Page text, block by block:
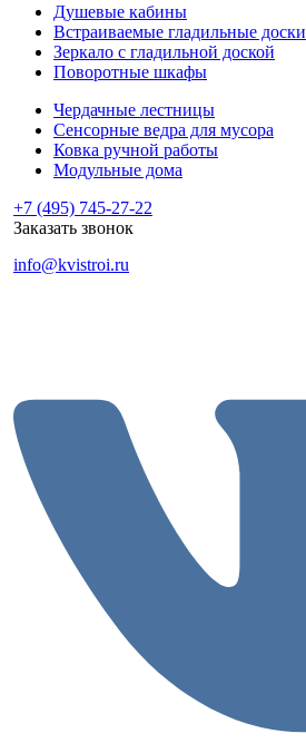
Душевые кабины
Встраиваемые гладильные доски
Зеркало с гладильной доской
Поворотные шкафы
Чердачные лестницы
Сенсорные ведра для мусора
Ковка ручной работы
Модульные дома
+7 (495) 745-27-22
Заказать звонок
info@kvistroi.ru